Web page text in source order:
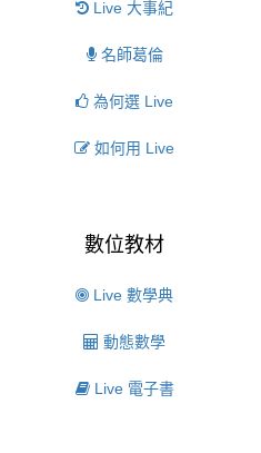
Live 大事紀
名師葛倫
為何選 Live
如何用 Live
數位教材
Live 數學典
動態數學
Live 電子書